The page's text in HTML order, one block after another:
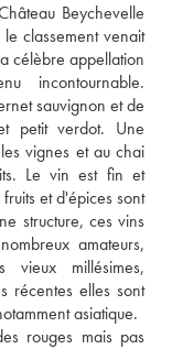
Beychevelle
classement venait
célèbre appellation
incontournable.
sauvignon et de
petit verdot. Une
vignes et au chai
Le vin est fin et
et d'épices sont
structure, ces vins
amateurs,
vieux millésimes,
récentes elles sont
asiatique.
rouges mais pas